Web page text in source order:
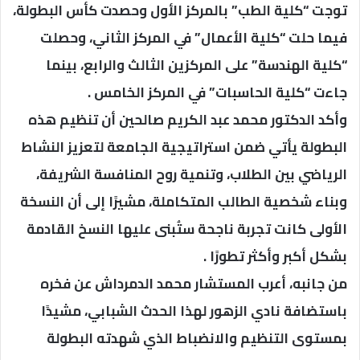
توجت “كلية الطب” بالمركز الأول وحصدت كأس البطولة،
فيما حلت “كلية الأعمال” في المركز الثاني، وحصلت
“كلية الهندسة” على المركزين الثالث والرابع، بينما
جاءت “كلية الحاسبات” في المركز الخامس .
وأكد الدكتور محمد عبد الكريم صالحين أن تنظيم هذه
البطولة يأتي ضمن استراتيجية الجامعة لتعزيز النشاط
الرياضي بين الطلاب، وتنمية روح المنافسة الشريفة،
وبناء شخصية الطالب المتكاملة، مشيرًا إلى أن النسخة
الأولى كانت تجربة ناجحة ستُبنى عليها النسخ القادمة
بشكل أكبر وأكثر تطورًا .
من جانبه، أعرب المستشار محمد الدمرداش عن فخره
باستضافة نادي الزهور لهذا الحدث الشبابي، مشيدًا
بمستوى التنظيم والانضباط الذي شهدته البطولة